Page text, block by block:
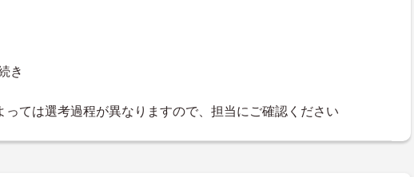
き
ては選考過程が異なりますので、担当にご確認ください